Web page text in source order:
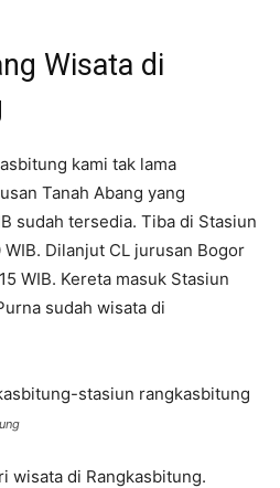
Wisata di
kami tak lama
Tanah Abang yang
sudah tersedia. Tiba di Stasiun
WIB. Dilanjut CL jurusan Bogor
WIB. Kereta masuk Stasiun
sudah wisata di
wisata di Rangkasbitung.